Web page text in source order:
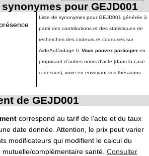
pour GEJD001
Liste de synonymes pour GEJD001 générée à
partir des contributions et des statistiques de
recherches des codeurs et codeuses sur
AideAuCodage.fr. Vous pouvez participer en
proposant d'autres noms d'acte (dans la case
ci-dessus), voire en envoyant vos thésaurus
de GEJD001
correspond au tarif de l'acte et du taux
date donnée. Attention, le prix peut varier
modificateurs qui modifient le calcul du
complémentaire santé. Consulter